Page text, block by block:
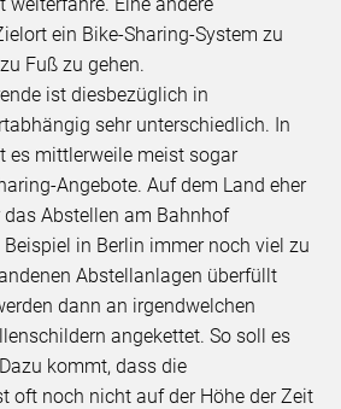
ein Bike-Sharing-System zu
Fuß zu gehen.
ist diesbezüglich in
sehr unterschiedlich. In
es mittlerweile meist sogar
Angebote. Auf dem Land eher
Abstellen am Bahnhof
in Berlin immer noch viel zu
Abstellanlagen überfüllt
dann an irgendwelchen
angekettet. So soll es
kommt, dass die
oft noch nicht auf der Höhe der Zeit